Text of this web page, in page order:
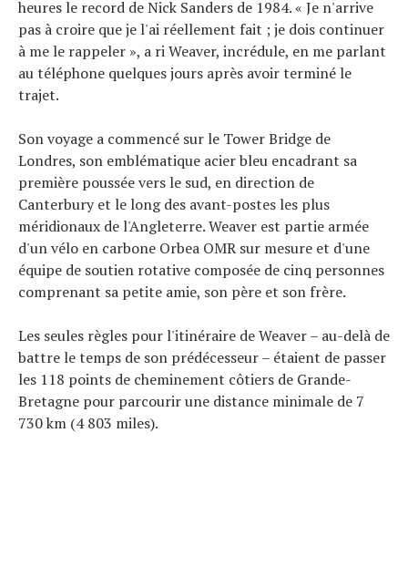
heures le record de Nick Sanders de 1984. « Je n'arrive
pas à croire que je l'ai réellement fait ; je dois continuer
à me le rappeler », a ri Weaver, incrédule, en me parlant
au téléphone quelques jours après avoir terminé le
trajet.
Son voyage a commencé sur le Tower Bridge de
Londres, son emblématique acier bleu encadrant sa
première poussée vers le sud, en direction de
Canterbury et le long des avant-postes les plus
méridionaux de l'Angleterre. Weaver est partie armée
d'un vélo en carbone Orbea OMR sur mesure et d'une
équipe de soutien rotative composée de cinq personnes
comprenant sa petite amie, son père et son frère.
Les seules règles pour l'itinéraire de Weaver – au-delà de
battre le temps de son prédécesseur – étaient de passer
les 118 points de cheminement côtiers de Grande-
Bretagne pour parcourir une distance minimale de 7
730 km (4 803 miles).